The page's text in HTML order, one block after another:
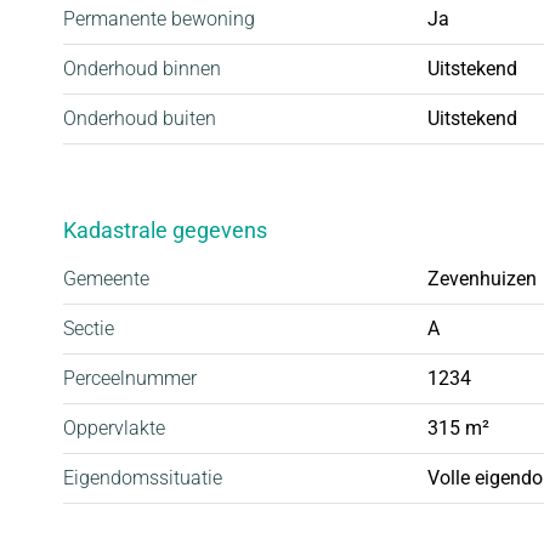
Permanente bewoning Ja
Onderhoud binnen Uitstekend
Onderhoud buiten Uitstekend
Kadastrale gegevens
Gemeente Zevenhuizen
Sectie A
Perceelnummer 1234
Oppervlakte 315 m²
Eigendomssituatie Volle